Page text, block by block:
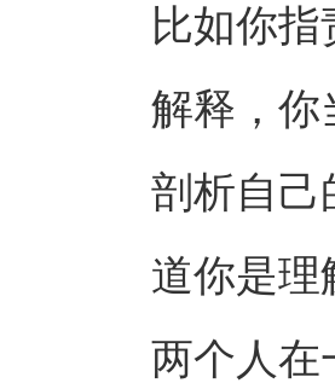
比如你
解释，你
剖析自己
道你是理
两个人在